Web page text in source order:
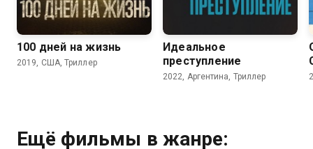
6.3 5.2
100 дней на жизнь
2019, США, Триллер
6.4
Идеальное
преступление
2022, Аргентина, Триллер
Ещё фильмы в жанре: